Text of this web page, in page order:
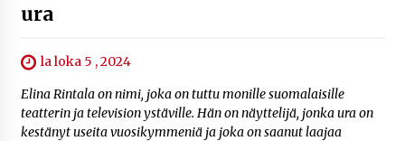
ura
la loka 5 , 2024
Elina Rintala on nimi, joka on tuttu monille suomalaisille
teatterin ja television ystäville. Hän on näyttelijä, jonka ura on
kestänyt useita vuosikymmeniä ja joka on saanut laajaa